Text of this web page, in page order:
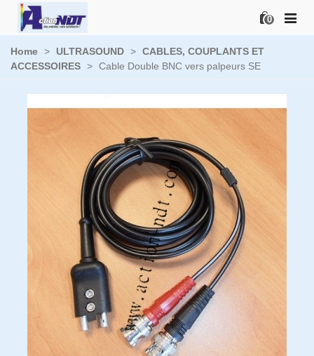
0
Home > ULTRASOUND > CABLES, COUPLANTS ET
ACCESSOIRES > Cable Double BNC vers palpeurs SE